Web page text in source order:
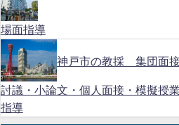
場面指導
神戸市の教採 集団面
討議・小論文・個人面接・模擬授
指導